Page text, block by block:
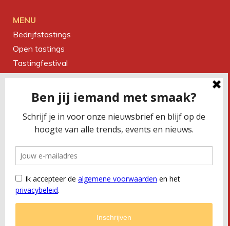
MENU
Bedrijfstastings
Open tastings
Tastingfestival
Magazine
Over ons
CONTACTEER ONS
Smaakbureau Meug
Kerkstraat 19 | 2060 Antwerpen
T +32 (0) 479 32 02 66